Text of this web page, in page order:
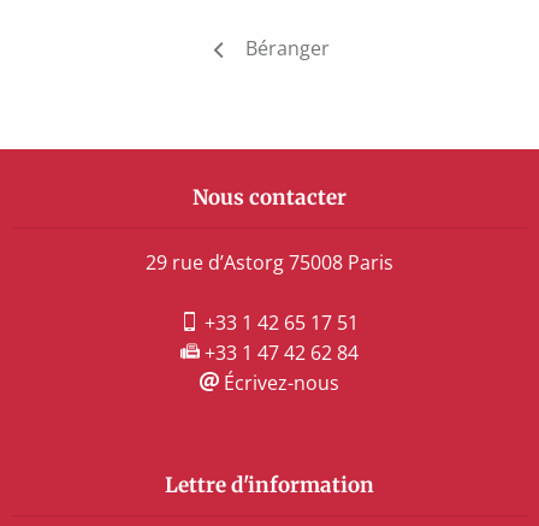
Béranger
Nous contacter
29 rue d’Astorg 75008 Paris
+33 1 42 65 17 51
+33 1 47 42 62 84
Écrivez-nous
Lettre d'information